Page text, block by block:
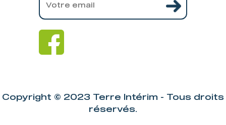
Copyright © 2023 Terre Intérim - Tous droits
réservés.